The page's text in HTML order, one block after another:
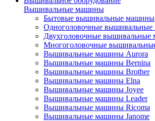
Вышивальные машины
Бытовые вышивальные машины
Одноголовочные
Двухголовочные
Многоголовочные
Вышивальные машины Aurora
Вышивальные машины Bernina
Вышивальные машины Brother
Вышивальные машины Elna
Вышивальные машины Joyee
Вышивальные машины Leader
Вышивальные машины Ricoma
Вышивальные машины Janome